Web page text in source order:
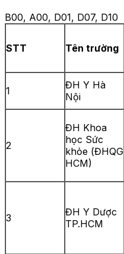
B00, A00, D01, D07, D10
STT Tên trường
1
ĐH Y Hà
Nội
2
ĐH Khoa
học Sức
khỏe (ĐHQG
HCM)
3
ĐH Y Dược
TP.HCM